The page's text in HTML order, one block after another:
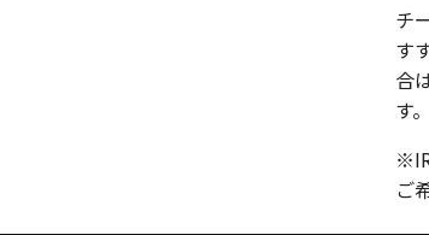
チ
す
合
す。
ご